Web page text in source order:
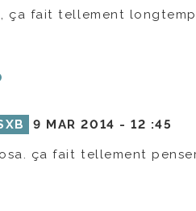
ça fait tellement
9 MAR 2014 -12 :45
ça fait tellement